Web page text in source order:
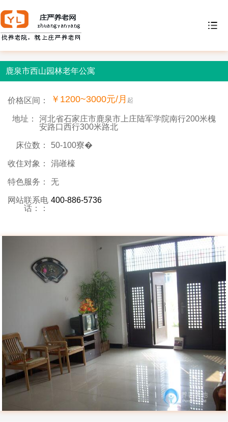
鹿泉市西山园林老年公寓
价格区间： ￥1200~3000元/月 起
地址：
河北省石家庄市鹿泉市上庄陆军学院南行200米槐
安路口西行300米路北
床位数： 50-100寮�
收住对象： 涓嶉檺
特色服务： 无
网站联系电
话：：
400-886-5736